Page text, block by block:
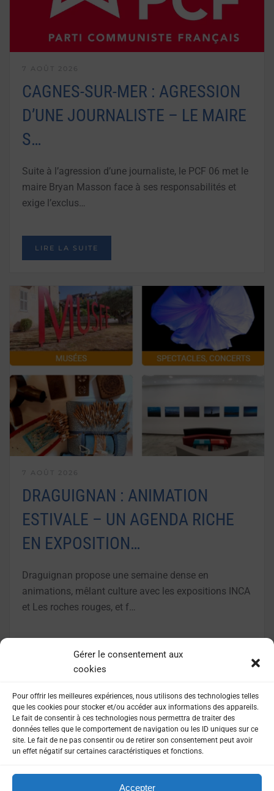
Gérer le consentement aux
cookies
Pour offrir les meilleures expériences, nous utilisons des technologies telles
que les cookies pour stocker et/ou accéder aux informations des appareils.
Le fait de consentir à ces technologies nous permettra de traiter des
données telles que le comportement de navigation ou les ID uniques sur ce
site. Le fait de ne pas consentir ou de retirer son consentement peut avoir
un effet négatif sur certaines caractéristiques et fonctions.
Accepter
CAGNES-SUR-MER : AGRESSION
D’UNE JOURNALISTE – LE MAIRE
S…
Suite à l’agression d’une journaliste, le PCF 06 met le
maire Bryan Masson face à ses responsabilités et
exige l’exclus…
LIRE LA SUITE
DRAGUIGNAN : ANIMATION
ESTIVALE – UN AGENDA RICHE
EN EXPOSITION…
Draguignan propose une semaine dense en
animations, mêlant culture avec les expositions INCA
et Les roches rouges, et f…
LIRE LA SUITE